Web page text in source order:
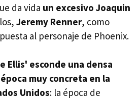
da vida un excesivo Joaquin
Jeremy Renner, como
al personaje de Phoenix.
Ellis' esconde una densa
muy concreta en la
Unidos: la época de